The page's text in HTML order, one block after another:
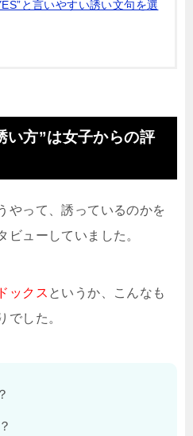
と言いやすい誘い文句を選
い方”は女子からの評
やって、誘っているのかを
ビューしていました。
ックス というか、こんなも
でした。